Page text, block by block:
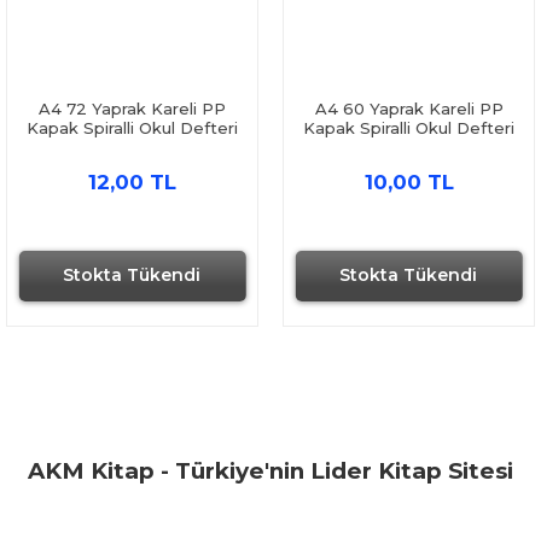
Stokta Tükendi
A4 72 Yaprak Kareli PP
Kapak Spiralli Okul Defteri
12,00 TL
Stokta Tükendi
A4 60 Yaprak Kareli PP
Kapak Spiralli Okul Defteri
10,00 TL
AKM Kitap - Türkiye'nin Lider Kitap Sitesi